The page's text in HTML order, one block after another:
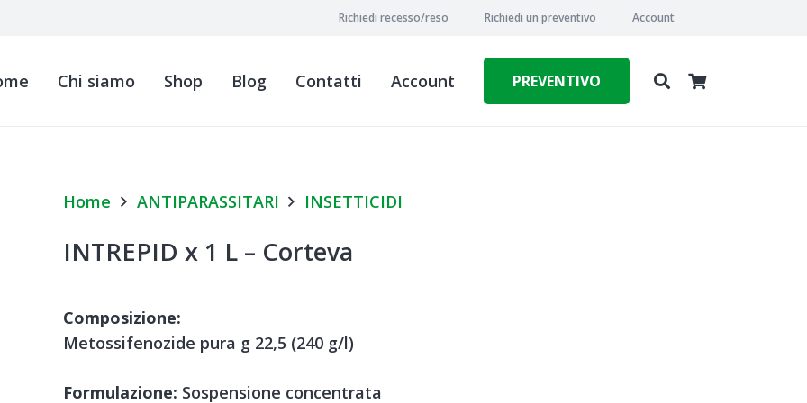
Richiedi recesso/reso Richiedi un preventivo Account
Chi siamo Shop Blog Contatti Account PREVENTIVO
Home ANTIPARASSITARI INSETTICIDI
INTREPID x 1 L – Corteva
Composizione:
Metossifenozide pura g 22,5 (240 g/l)
Formulazione: Sospensione concentrata